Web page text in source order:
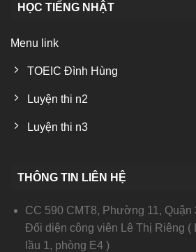
HỌC TIẾNG NHẬT
Menu link
TOEIC Đình Hùng
Luyện thi n2
Luyện thi n3
THÔNG TIN LIÊN HỆ
CC 590 CMT8, Phường 11, Quận
Đối diện công viên Lê Thị Riêng (
lầu 1, phòng E4 )